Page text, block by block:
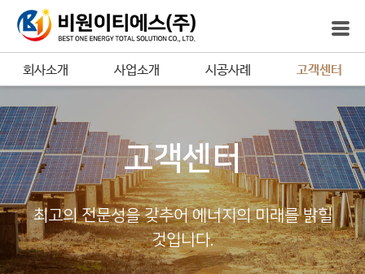
회사소개 사업소개 시공사례 고객센터
고객센터
최고의 전문성을 갖추어 에너지의 미래를 밝힐
것입니다.